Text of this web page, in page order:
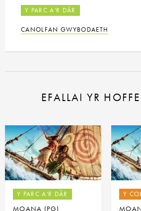
Y PARC A'R DÂR
CANOLFAN GWYBODAETH
EFALLAI YR
Y PARC A'R DÂR
MOANA (PG)
Y